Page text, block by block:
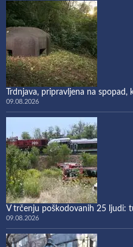
Trdnjava, pripravljena na
09.08.2026
V trčenju poškodovanih 25 ljudi:
09.08.2026